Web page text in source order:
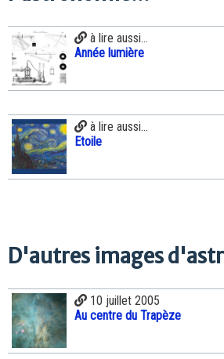
à lire aussi...
Année lumière
à lire aussi...
Etoile
D'autres images
10 juillet 2005
Au centre du Trapèze